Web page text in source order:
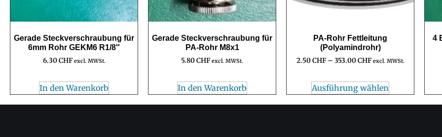
Gerade Steckverschraubung für
6mm Rohr GEKM6 R1/8″
6.30CHF excl. MWSt.
In den Warenkorb
Gerade Steckverschraubung für
PA-Rohr M8x1
5.80CHF excl. MWSt.
In den Warenkorb
PA-Rohr Fettleitung
(Polyamindrohr)
2.50CHF – 353.00CHF excl. MWSt.
Ausführung wählen
4